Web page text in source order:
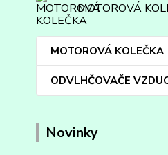
MOTOROVÁ
MOTOROVÁ KOLEČKA
ODVLHČOVAČE
Novinky